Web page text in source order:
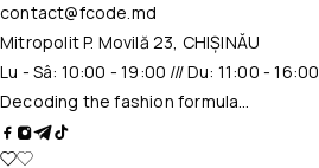
contact@fcode.md
Mitropolit P. Movilă 23, CHIȘINĂU
Lu - Sâ: 10:00 - 19:00 /// Du: 11:00 - 16:00
Decoding the fashion formula…